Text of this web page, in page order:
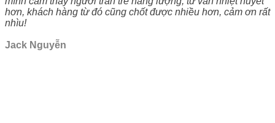
hơn, khách hàng từ đó cũng chốt được nhiều hơn, cảm ơn rất
nhìu!
Jack Nguyễn